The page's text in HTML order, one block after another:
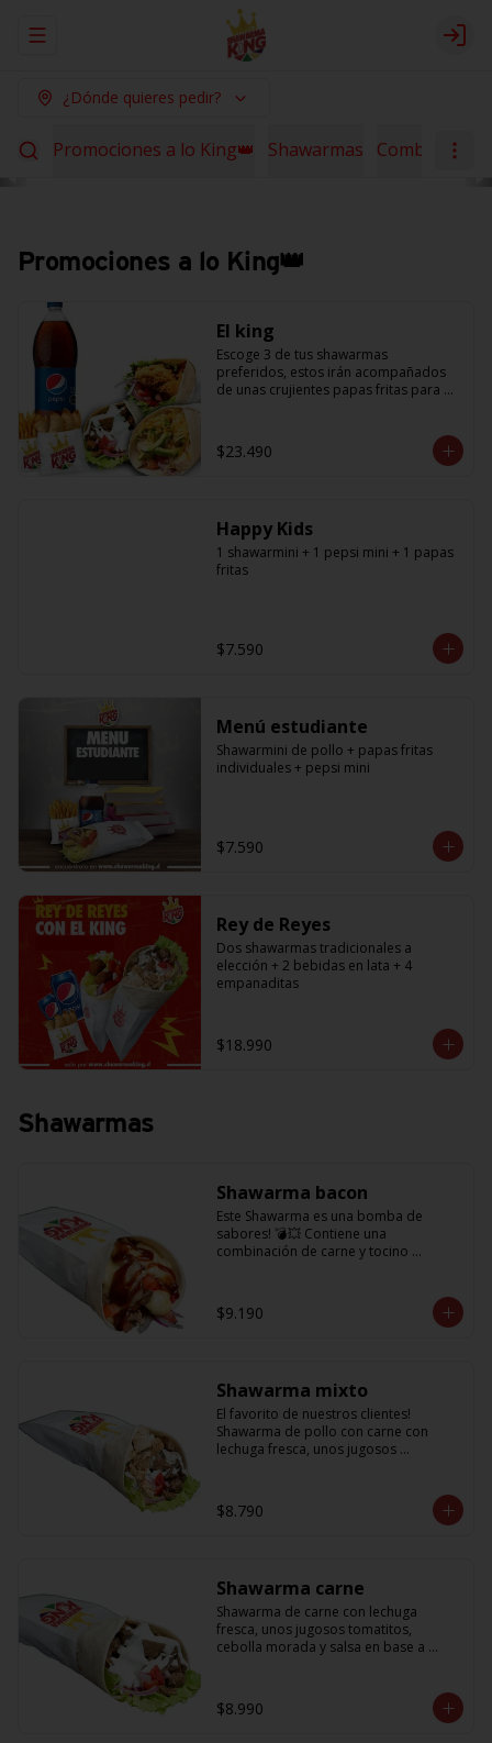
Abrir menu de navegación Login
¿Dónde quieres pedir?
Promociones a lo King👑 Shawarmas Combos
Promociones a lo King👑
El king
Escoge 3 de tus shawarmas
preferidos, estos irán acompañados
de unas crujientes papas fritas para
acumulable con otras promociones)
(cada agregado adicional
agregar la cantidad exacta igual a la
cantidad de shawarmas de la
promoción)
$23.490
Happy Kids
1 shawarmini + 1 pepsi mini + 1 papas
fritas
$7.590
Menú estudiante
Shawarmini de pollo + papas fritas
individuales + pepsi mini
$7.590
Rey de Reyes
Dos shawarmas tradicionales a
elección + 2 bebidas en lata + 4
empanaditas
$18.990
Shawarmas
Shawarma bacon
Este Shawarma es una bomba de
sabores! 💣💥 Contiene una
combinación de carne y tocino
salsa BBQ
$9.190
Shawarma mixto
El favorito de nuestros clientes!
Shawarma de pollo con carne con
lechuga fresca, unos jugosos
$8.790
Shawarma carne
Shawarma de carne con lechuga
fresca, unos jugosos tomatitos,
cebolla morada y salsa en base a
$8.990